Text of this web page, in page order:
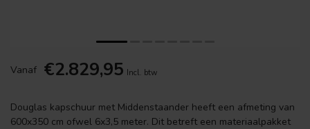
Vanaf €2.829,95 Incl. btw
Douglas kapschuur met Middenstaander heeft een afmeting van
600x350 cm ofwel 6x3,5 meter. Dit betreft een materiaalpakket